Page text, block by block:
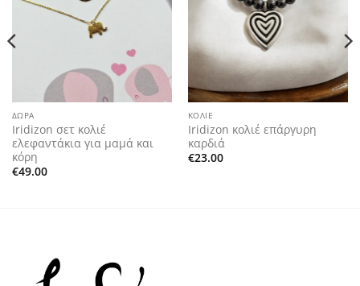
ΔΏΡΑ
Iridizon σετ κολιέ
ελεφαντάκια για μαμά και
κόρη
€49.00
ΚΟΛΙΈ
Iridizon κολιέ επάργυρη
καρδιά
€23.00